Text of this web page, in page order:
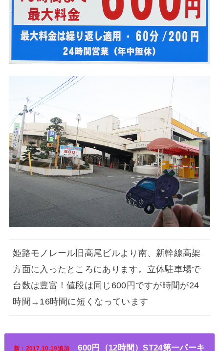
姫路モノレール旧高尾ビルより南、新幹線高架
方面に入ったところにあります。立体駐車場で
台数は豊富！値段は同じ600円ですが時間が24
時間→16時間に短くなっています
新：2017.10.19追加 600円（12時間）ST24第一パーキ